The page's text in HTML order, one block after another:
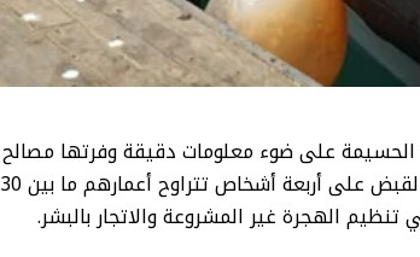
الحسيمة على ضوء معلومات دقيقة وفرتها مصالح
المديرية العامة لمراقبة التراب الوطني، مساء الجمعة، القبض على أربعة أشخاص تتراوح أعمارهم ما بين 30